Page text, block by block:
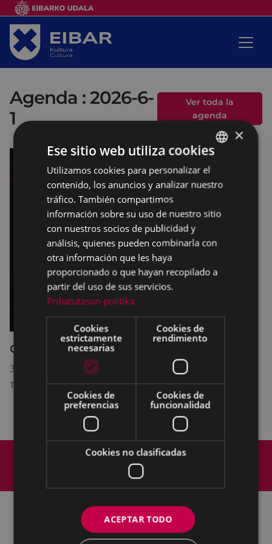
Agenda : 2026-6-
1
Ver toda la
agenda
Cartelera del fin de semana
30/04/2026 01/06/2026
TEATRO COLISEO
Mapa del Sitio
Aviso legal
Política de cookies
Todas las redes sociales del Ayuntamiento
BASQUE
SPANISH
×
Ese sitio web utiliza cookies
Utilizamos cookies para personalizar el
contenido, los anuncios y analizar nuestro
tráfico. También compartimos
información sobre su uso de nuestro sitio
con nuestros socios de publicidad y
análisis, quienes pueden combinarla con
otra información que les haya
proporcionado o que hayan recopilado a
partir del uso de sus servicios.
Pribatutasun-politika
Cookies
estrictamente
necesarias
Cookies de
rendimiento
Cookies de
preferencias
Cookies de
funcionalidad
Cookies no clasificadas
ACEPTAR TODO